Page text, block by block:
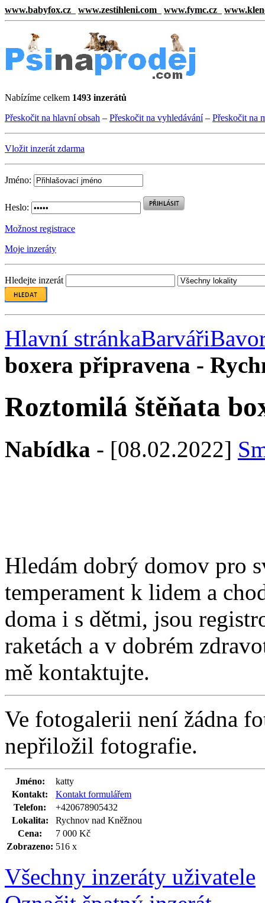
www.babyfox.cz www.zestihleni.com www.fymc.cz
Nabízíme celkem 1493 inzerátů
Přeskočit na hlavní obsah – Přeskočit na vyhledávání– Přeskočit na
Vložit inzerát zdarma
Jméno:
Heslo:
Možnost registrace
Moje inzeráty
Hledejte inzerát
Hlavní stránkaBarváři
boxera připravena -
Roztomilá štěňata
Nabídka - [08.02.2022]
Hledám dobrý domov pro
temperament k lidem a
doma i s dětmi, jsou
raketách a v dobrém
mě kontaktujte.
Ve fotogalerii není žádna
nepřiložil fotografie.
Jméno:
katty
Kontakt:
Kontakt formulářem
Telefon:
+420678905432
Lokalita:
Rychnov nad Kněžnou
Cena:
7 000 Kč
Zobrazeno: 516 x
Všechny inzeráty uživatele